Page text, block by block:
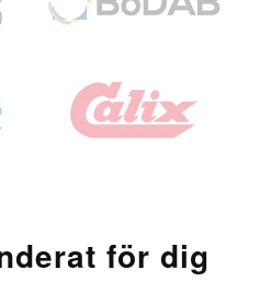
för dig